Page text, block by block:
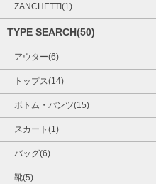
ZANCHETTI(1)
TYPE SEARCH(50)
アウター(6)
トップス(14)
ボトム・パンツ(15)
スカート(1)
バッグ(6)
靴(5)